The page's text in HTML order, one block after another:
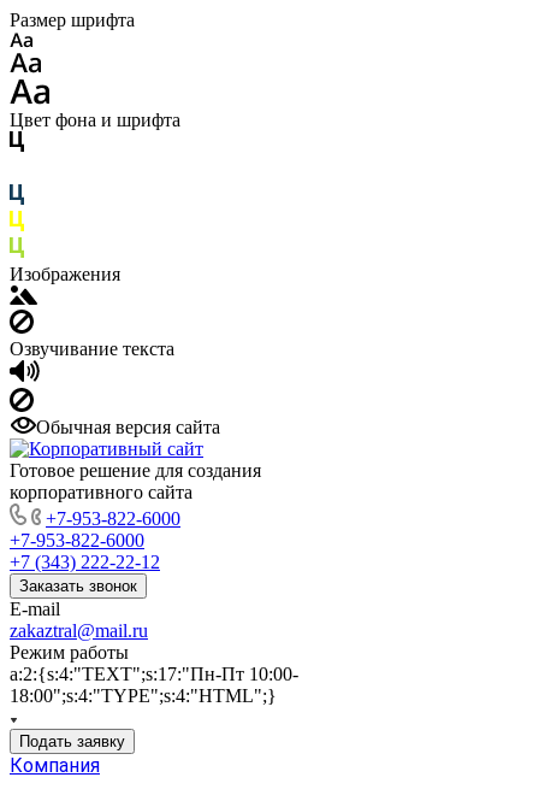
Размер шрифта
Цвет фона и шрифта
Изображения
Озвучивание текста
Обычная версия сайта
Готовое решение для создания
корпоративного сайта
+7-953-822-6000
+7-953-822-6000
+7 (343) 222-22-12
Заказать звонок
E-mail
zakaztral@mail.ru
Режим работы
a:2:{s:4:"TEXT";s:17:"Пн-Пт 10:00-
18:00";s:4:"TYPE";s:4:"HTML";}
Подать заявку
Компания